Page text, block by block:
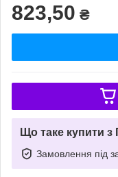
823,50 ₴
Що таке купити
Замовлення під